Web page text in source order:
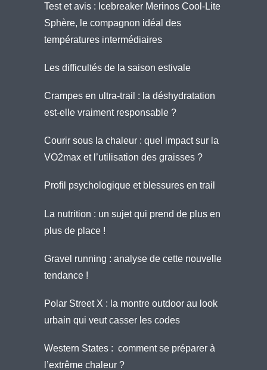
Test et avis : Icebreaker Merinos Cool-Lite
Sphère, le compagnon idéal des
températures intermédiaires
Les difficultés de la saison estivale
Crampes en ultra-trail : la déshydratation
est-elle vraiment responsable ?
Courir sous la chaleur : quel impact sur la
VO2max et l’utilisation des graisses ?
Profil psychologique et blessures en trail
La nutrition : un sujet qui prend de plus en
plus de place !
Gravel running : analyse de cette nouvelle
tendance !
Polar Street X : la montre outdoor au look
urbain qui veut casser les codes
Western States : comment se préparer à
l’extrême chaleur ?